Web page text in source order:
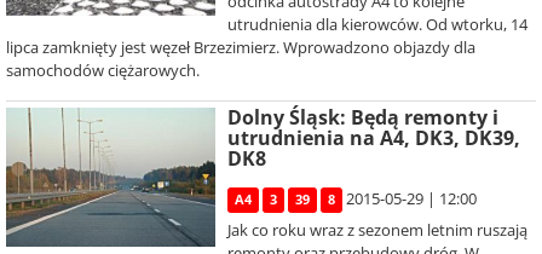
utrudnienia dla kierowców. Od wtorku, 14
lipca zamknięty jest węzeł Brzezimierz. Wprowadzono objazdy dla
samochodów ciężarowych.
Dolny Śląsk: Będą remonty i
utrudnienia na A4, DK3, DK39,
DK8
A4 3 39 8
2015-05-29 | 12:00
Jak co roku wraz z sezonem letnim ruszają